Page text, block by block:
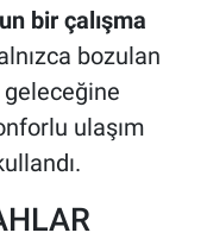
bir çalışma
bozulan
geleceğine
ulaşım